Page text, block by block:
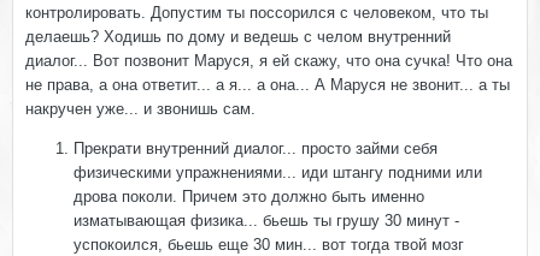
контролировать. Допустим ты поссорился с человеком, что ты
делаешь? Ходишь по дому и ведешь с челом внутренний
диалог... Вот позвонит Маруся, я ей скажу, что она сучка! Что она
не права, а она ответит... а я... а она... А Маруся не звонит... а ты
накручен уже... и звонишь сам.
Прекрати внутренний диалог... просто займи себя
физическими упражнениями... иди штангу подними или
дрова поколи. Причем это должно быть именно
изматывающая физика... бьешь ты грушу 30 минут -
успокоился, бьешь еще 30 мин... вот тогда твой мозг